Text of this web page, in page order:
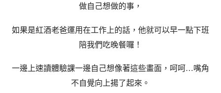
做自己想做的事，
如果是紅酒老爸運用在工作上的話，他就可以早一點下班
陪我們吃晚餐囉！
一邊上速讀體驗課一邊自己想像著這些畫面，呵呵…嘴角
不自覺向上揚了起來。